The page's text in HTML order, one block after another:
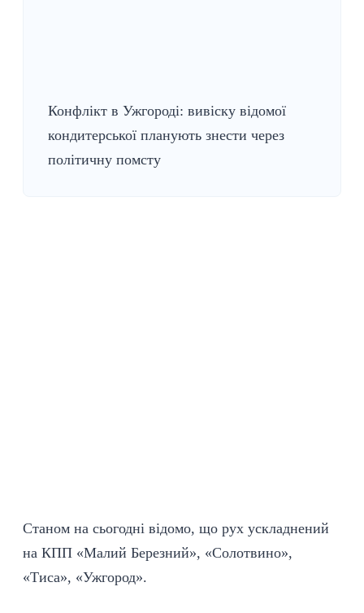
Конфлікт в Ужгороді: вивіску відомої
кондитерської планують знести через
політичну помсту
Станом на сьогодні відомо, що рух ускладнений
на КПП «Малий Березний», «Солотвино»,
«Тиса», «Ужгород».